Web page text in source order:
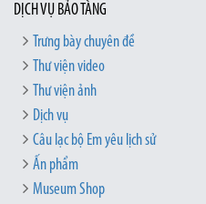
DỊCH VỤ BẢO TÀNG
Trưng bày chuyên đề
Thư viện video
Thư viện ảnh
Dịch vụ
Câu lạc bộ Em yêu lịch sử
Ấn phẩm
Museum Shop